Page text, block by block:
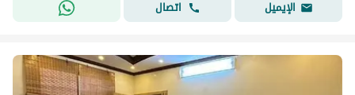
الإيميل
اتصال